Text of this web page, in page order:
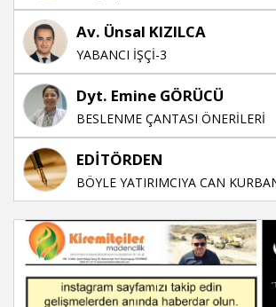
Av. Ünsal KIZILCA
YABANCI İŞÇİ-3
Dyt. Emine GÖRÜCÜ
BESLENME ÇANTASI ÖNERİLERİ
EDİTÖRDEN
BÖYLE YATIRIMCIYA CAN